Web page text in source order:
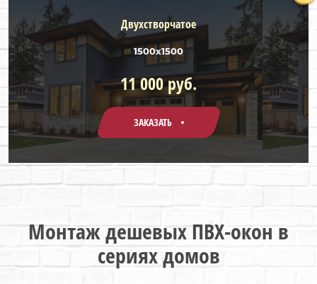
Двухстворчатое
1500х1500
11 000 руб.
ЗАКАЗАТЬ
Монтаж дешевых ПВХ-окон в
сериях домов